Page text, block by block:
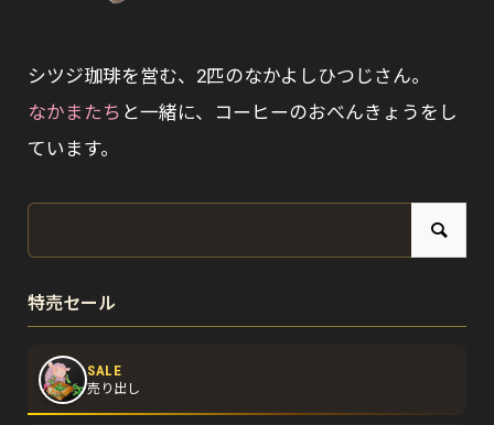
シツジ珈琲を営む、2匹のなかよしひつじさん。
なかまたち と一緒に、コーヒーのおべんきょうをし
ています。
特売セール
SALE
売り出し